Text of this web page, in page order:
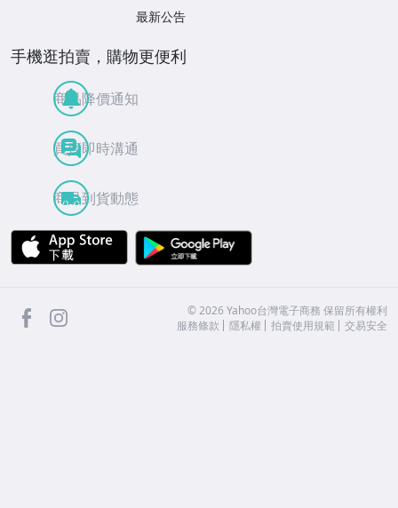
最新公告
手機逛拍賣，購物更便利
商品降價通知
買賣即時溝通
商品到貨動態
APP Store
facebook ©2026 Yahoo台灣電子商務 保留所有權利
服務條款
隱私權 拍賣使用規範 交易安全